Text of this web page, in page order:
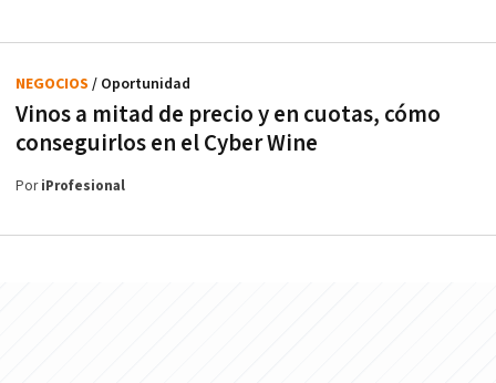
Vinos a mitad de precio y en cuotas, cómo
conseguirlos en el Cyber Wine
NEGOCIOS / Oportunidad
PoriProfesional